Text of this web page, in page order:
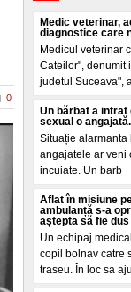
0
Medic veterinar,
diagnostice care
Medicul veterinar
Cateilor", denumit
judetul Suceava",
Un bărbat a
sexual o
Situație alarmanta
angajatele ar veni
incuiate. Un barb
Aflat în misiune
ambulanță s-a
aștepta să fie dus
Un echipaj
copil bolnav catre
traseu. În loc sa